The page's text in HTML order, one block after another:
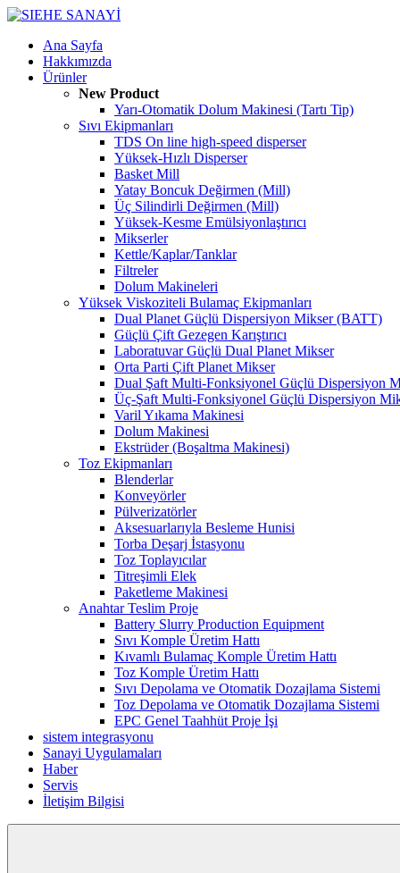
Ana Sayfa
Hakkımızda
Ürünler
New Product
Yarı-Otomatik Dolum Makinesi (Tartı Tip)
Sıvı Ekipmanları
TDS On line high-speed disperser
Yüksek-Hızlı Disperser
Basket Mill
Yatay Boncuk Değirmen (Mill)
Üç Silindirli Değirmen (Mill)
Yüksek-Kesme Emülsiyonlaştırıcı
Mikserler
Kettle/Kaplar/Tanklar
Filtreler
Dolum Makineleri
Yüksek Viskoziteli Bulamaç Ekipmanları
Dual Planet Güçlü Dispersiyon Mikser (BATT)
Güçlü Çift Gezegen Karıştırıcı
Laboratuvar Güçlü Dual Planet Mikser
Orta Parti Çift Planet Mikser
Dual Şaft Multi-Fonksiyonel Güçlü Dispersiyon
Üç-Şaft Multi-Fonksiyonel Güçlü Dispersiyon
Varil Yıkama Makinesi
Dolum Makinesi
Ekstrüder (Boşaltma Makinesi)
Toz Ekipmanları
Blenderlar
Konveyörler
Pülverizatörler
Aksesuarlarıyla Besleme Hunisi
Torba Deşarj İstasyonu
Toz Toplayıcılar
Titreşimli Elek
Paketleme Makinesi
Anahtar Teslim Proje
Battery Slurry Production Equipment
Sıvı Komple Üretim Hattı
Kıvamlı Bulamaç Komple Üretim Hattı
Toz Komple Üretim Hattı
Sıvı Depolama ve Otomatik Dozajlama Sistemi
Toz Depolama ve Otomatik Dozajlama Sistemi
EPC Genel Taahhüt Proje İşi
sistem integrasyonu
Sanayi Uygulamaları
Haber
Servis
İletişim Bilgisi